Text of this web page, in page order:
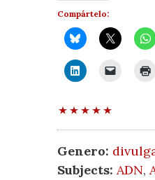
Compártelo:
Genero:
Subjects: ADN,